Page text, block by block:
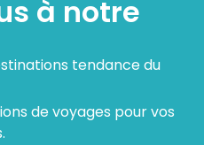
à notre
tendance du
de voyages pour vos